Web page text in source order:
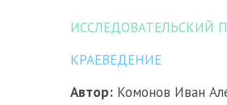
ИССЛЕДОВАТЕЛЬСКИЙ
КРАЕВЕДЕНИЕ
Автор: Комонов Иван